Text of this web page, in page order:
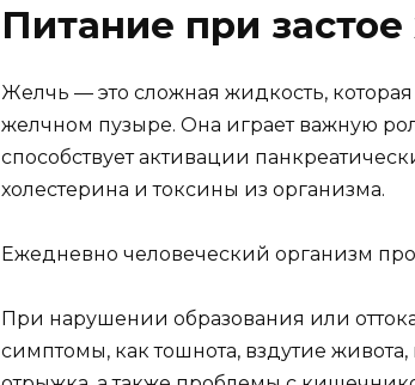
Питание при
Желчь — это сложная жидкость,
желчном пузыре. Она играет важную
способствует активации
холестерина и токсины из организма.
Ежедневно человеческий организм
При нарушении образования или
симптомы, как тошнота, вздутие